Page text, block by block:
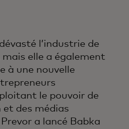
l’industrie de
elle a également
à une nouvelle
le pouvoir de
et des médias
a lancé Babka